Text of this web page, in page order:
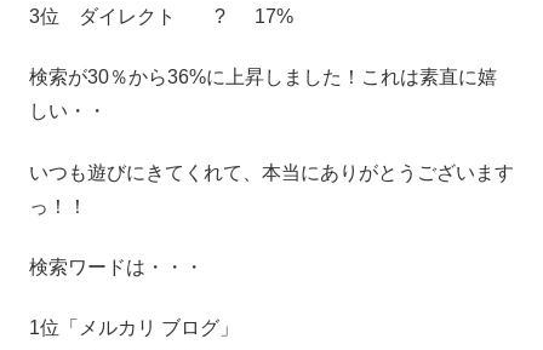
3位 ダイレクト ? 17%
検索が30％から36%に上昇しました！これは素直に嬉
しい・・
いつも遊びにきてくれて、本当にありがとうございます
っ！！
検索ワードは・・・
1位「メルカリ ブログ」